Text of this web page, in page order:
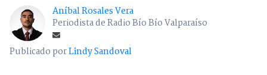
Aníbal Rosales Vera
Periodista de Radio Bío Bío Valparaíso
Publicado porLindy Sandoval